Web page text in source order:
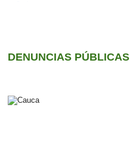
DENUNCIAS PÚBLICAS